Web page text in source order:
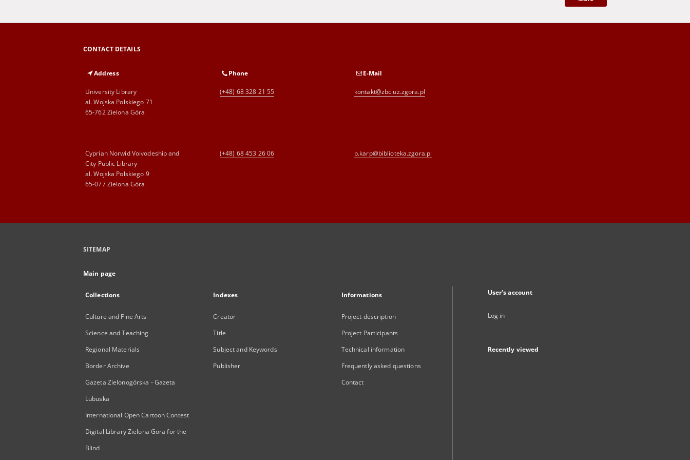
CONTACT DETAILS
Address
University Library
al. Wojska Polskiego 71
65-762 Zielona Góra
Phone
(+48) 68 328 21 55
E-Mail
kontakt@zbc.uz.zgora.pl
Cyprian Norwid Voivodeship and
City Public Library
al. Wojska Polskiego 9
65-077 Zielona Góra
(+48) 68 453 26 06 p.karp@biblioteka.zgora.pl
SITEMAP
Main page
Collections
Culture and Fine Arts
Science and Teaching
Regional Materials
Border Archive
Gazeta Zielonogórska - Gazeta
Lubuska
International Open Cartoon Contest
Digital Library Zielona Gora for the
Blind
Indexes
Creator
Title
Subject and Keywords
Publisher
Informations
Project description
Project Participants
Technical information
Frequently asked questions
Contact
User's account
Log in
Recently viewed